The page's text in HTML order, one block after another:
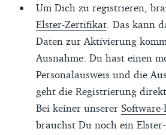
Um Dich zu registrieren,
Elster-Zertifikat . Das kann
Daten zur Aktivierung
Ausnahme: Du hast einen
Personalausweis und die
geht die Registrierung
Bei keiner unserer
brauchst Du noch ein